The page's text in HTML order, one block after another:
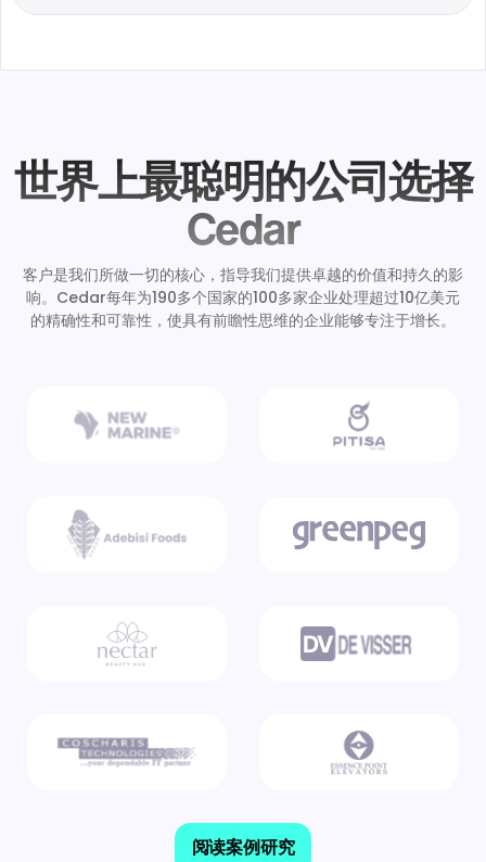
世界上最聪明的公司选择
Cedar
客户是我们所做一切的核心，指导我们提供卓越的价值和持久的影
响。Cedar每年为190多个国家的100多家企业处理超过10亿美元
的精确性和可靠性，使具有前瞻性思维的企业能够专注于增长。
阅读案例研究